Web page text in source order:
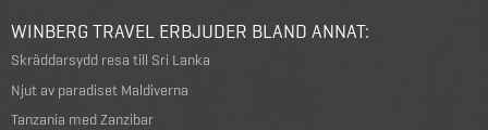
WINBERG TRAVEL ERBJUDER BLAND ANNAT:
Skräddarsydd resa till Sri Lanka
Njut av paradiset Maldiverna
Tanzania med Zanzibar